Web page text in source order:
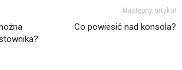
Następny artykuł
Co powiesić nad konsola?